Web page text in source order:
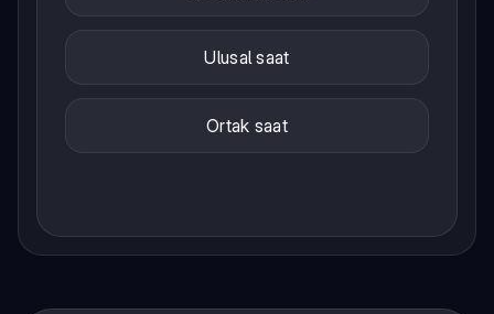
Ulusal saat
Ortak saat